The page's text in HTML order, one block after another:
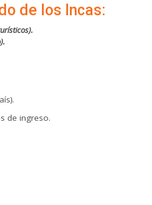
de los Incas:
de ingreso.